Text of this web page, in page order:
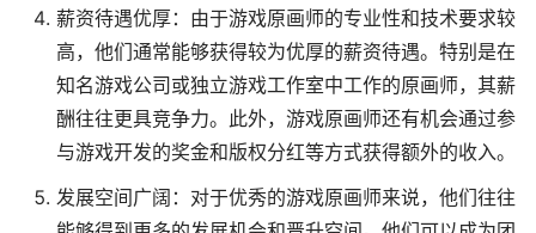
薪资待遇优厚：由于游戏原画师的专业性和技术要求较
高，他们通常能够获得较为优厚的薪资待遇。特别是在
知名游戏公司或独立游戏工作室中工作的原画师，其薪
酬往往更具竞争力。此外，游戏原画师还有机会通过参
与游戏开发的奖金和版权分红等方式获得额外的收入。
发展空间广阔：对于优秀的游戏原画师来说，他们往往